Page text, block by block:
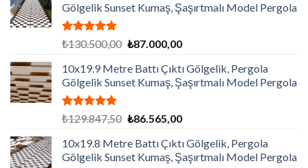
Gölgelik Sunset Kumaş, Şaşırtmalı Model Pergola
5 üzerinden
aldı
₺130.500,00 Orijinal
₺130.500,00.
₺87.000,00Şu
fiyat:
₺87.000,00.
10x19.9 Metre Battı Çıktı Gölgelik, Pergola
Gölgelik Sunset Kumaş, Şaşırtmalı Model Pergola
5 üzerinden
aldı
₺129.847,50 Orijinal
₺129.847,50.
₺86.565,00Şu
fiyat:
₺86.565,00.
10x19.8 Metre Battı Çıktı Gölgelik, Pergola
Gölgelik Sunset Kumaş, Şaşırtmalı Model Pergola